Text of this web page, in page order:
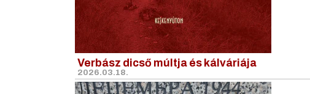
Verbász dicső múltja és kálváriája
2026.03.18.